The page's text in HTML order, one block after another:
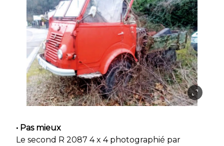
• Pas mieux
Le second R 2087 4 x 4 photographié par